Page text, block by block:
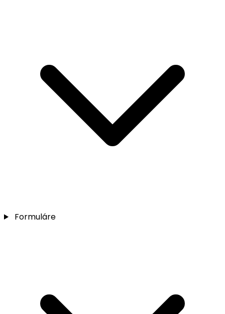
Formuláre